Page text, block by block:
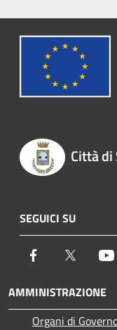
Città di
SEGUICI SU
Facebook Twitter
AMMINISTRAZIONE
Organi di